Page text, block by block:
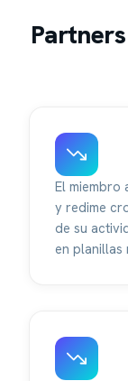
El miembro
y redime
de su
en planillas